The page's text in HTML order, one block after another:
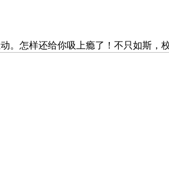
怎样还给你吸上瘾了！不只如斯，